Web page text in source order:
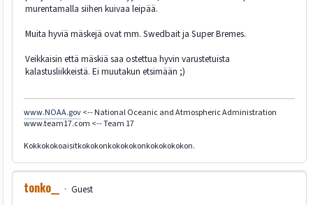
murentamalla siihen kuivaa leipää.
Muita hyviä mäskejä ovat mm. Swedbait ja Super Bremes.
Veikkaisin että mäskiä saa ostettua hyvin varustetuista
kalastusliikkeistä. Ei muutakun etsimään ;)
www.NOAA.gov<-- National Oceanic and Atmospheric Administration
www.team17.com <-- Team 17
Kokkokokoaisitkokokonkokokokonkokokokokon.
tonko__
Guest